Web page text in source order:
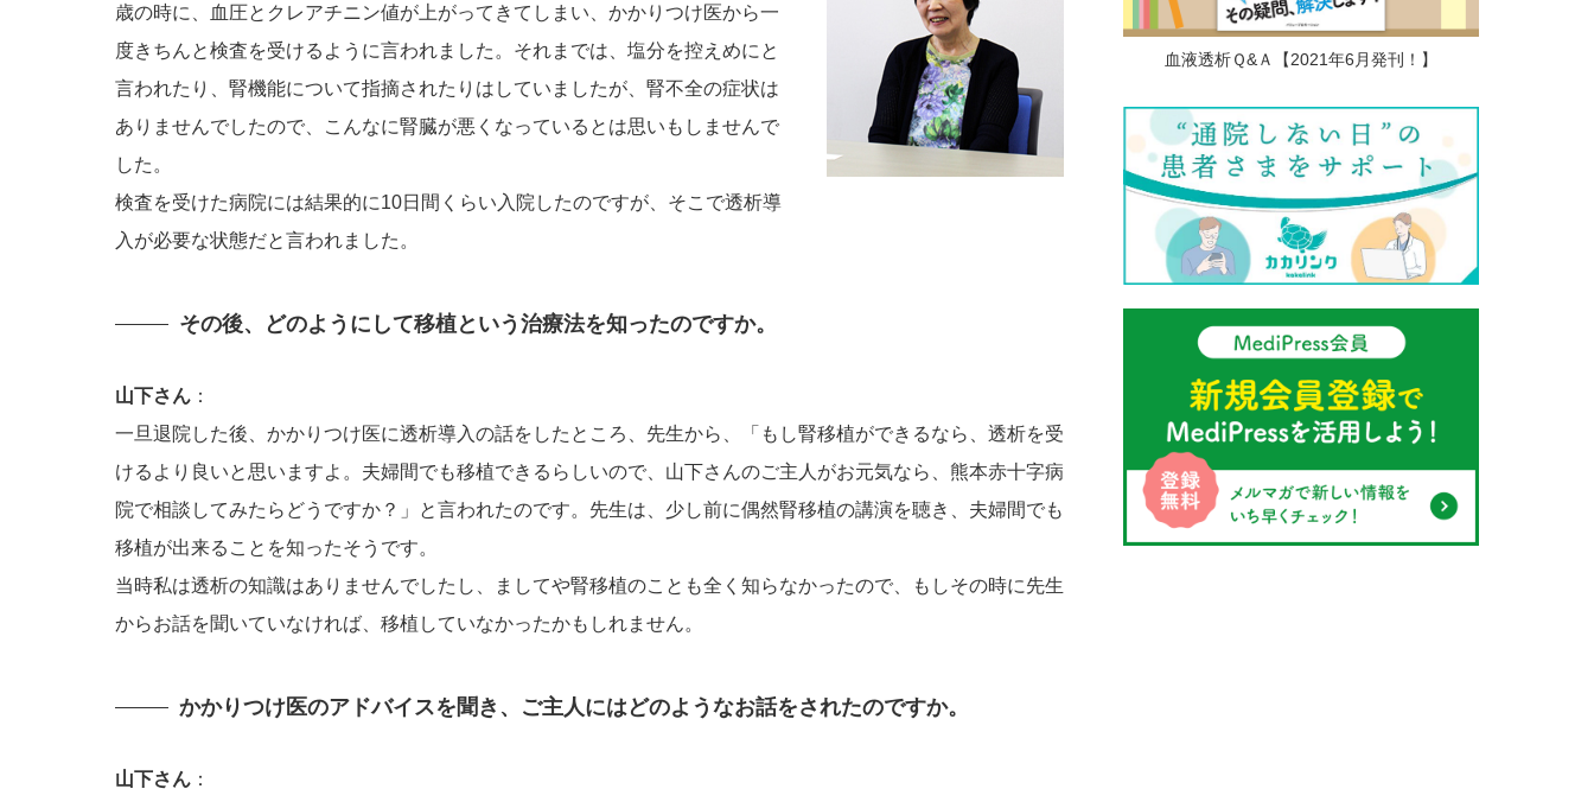
歳の時に、血圧とクレアチニン値が上がってきてしまい、かかりつけ医から一
度きちんと検査を受けるように言われました。それまでは、塩分を控えめにと
言われたり、腎機能について指摘されたりはしていましたが、腎不全の症状は
ありませんでしたので、こんなに腎臓が悪くなっているとは思いもしませんで
した。
検査を受けた病院には結果的に10日間くらい入院したのですが、そこで透析導
入が必要な状態だと言われました。
その後、どのようにして移植という治療法を知ったのですか。
山下さん ：
一旦退院した後、かかりつけ医に透析導入の話をしたところ、先生から、「もし腎移植ができるなら、透析を受
けるより良いと思いますよ。夫婦間でも移植できるらしいので、山下さんのご主人がお元気なら、熊本赤十字病
院で相談してみたらどうですか？」と言われたのです。先生は、少し前に偶然腎移植の講演を聴き、夫婦間でも
移植が出来ることを知ったそうです。
当時私は透析の知識はありませんでしたし、ましてや腎移植のことも全く知らなかったので、もしその時に先生
からお話を聞いていなければ、移植していなかったかもしれません。
かかりつけ医のアドバイスを聞き、ご主人にはどのようなお話をされたのですか。
山下さん ：
血液透析Ｑ&Ａ【2021年6月発刊！】